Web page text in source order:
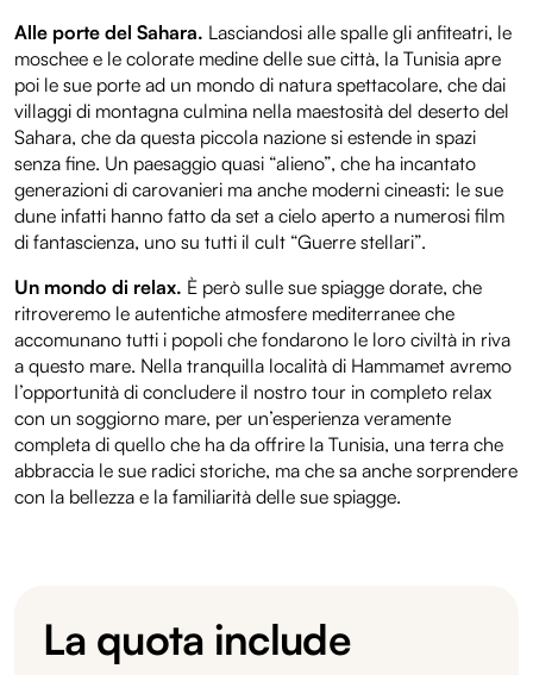
Alle porte del Sahara. Lasciandosi alle spalle gli anfiteatri, le
moschee e le colorate medine delle sue città, la Tunisia apre
poi le sue porte ad un mondo di natura spettacolare, che dai
villaggi di montagna culmina nella maestosità del deserto del
Sahara, che da questa piccola nazione si estende in spazi
senza fine. Un paesaggio quasi “alieno”, che ha incantato
generazioni di carovanieri ma anche moderni cineasti: le sue
dune infatti hanno fatto da set a cielo aperto a numerosi film
di fantascienza, uno su tutti il cult “Guerre stellari”.
Un mondo di relax. È però sulle sue spiagge dorate, che
ritroveremo le autentiche atmosfere mediterranee che
accomunano tutti i popoli che fondarono le loro civiltà in riva
a questo mare. Nella tranquilla località di Hammamet avremo
l’opportunità di concludere il nostro tour in completo relax
con un soggiorno mare, per un’esperienza veramente
completa di quello che ha da offrire la Tunisia, una terra che
abbraccia le sue radici storiche, ma che sa anche sorprendere
con la bellezza e la familiarità delle sue spiagge.
La quota include